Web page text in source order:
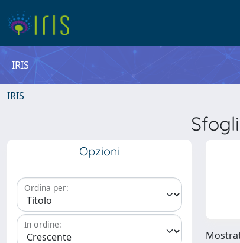
IRIS
IRIS
Opzioni
Ordina per:
In ordine: